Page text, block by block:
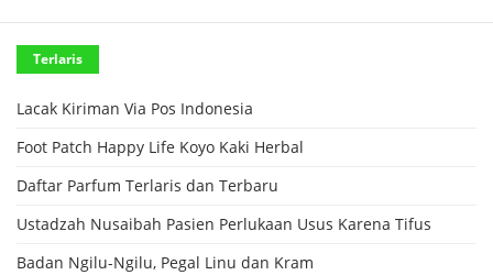
Terlaris
Lacak Kiriman Via Pos Indonesia
Foot Patch Happy Life Koyo Kaki Herbal
Daftar Parfum Terlaris dan Terbaru
Ustadzah Nusaibah Pasien Perlukaan Usus Karena Tifus
Badan Ngilu-Ngilu, Pegal Linu dan Kram